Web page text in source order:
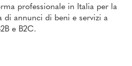
professionale in Italia per la
di annunci di beni e servizi a
e B2C.